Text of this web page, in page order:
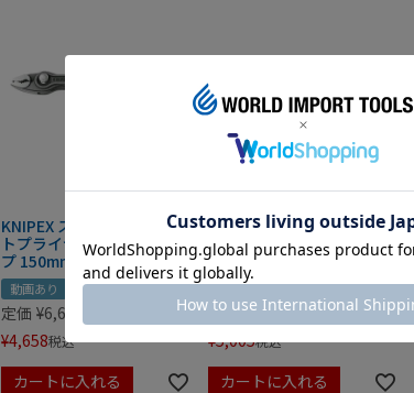
KNIPEX スリップジョイン
トプライヤー ツイングリッ
プ 150mm 8201-150
動画あり 夏セール
定価 ¥6,655
¥4,658税込
カートに入れる
KNIPEX スリップジョイン
トプライヤー ツイングリッ
プ 150mm 8201-150SB
夏セール
定価 ¥7,150
¥5,005税込
カートに入れる